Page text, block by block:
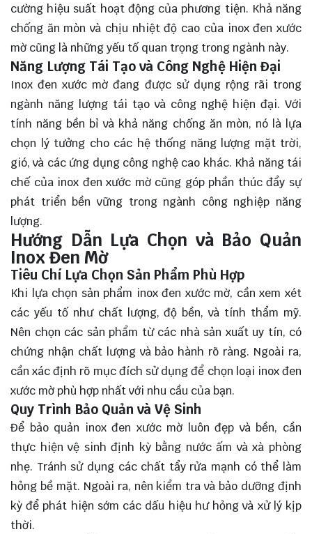
cường hiệu suất hoạt động của phương tiện. Khả năng
chống ăn mòn và chịu nhiệt độ cao của inox đen xước
mờ cũng là những yếu tố quan trọng trong ngành này.
Năng Lượng Tái Tạo và Công Nghệ Hiện Đại
Inox đen xước mờ đang được sử dụng rộng rãi trong
ngành năng lượng tái tạo và công nghệ hiện đại. Với
tính năng bền bỉ và khả năng chống ăn mòn, nó là lựa
chọn lý tưởng cho các hệ thống năng lượng mặt trời,
gió, và các ứng dụng công nghệ cao khác. Khả năng tái
chế của inox đen xước mờ cũng góp phần thúc đẩy sự
phát triển bền vững trong ngành công nghiệp năng
lượng.
Hướng Dẫn Lựa Chọn và Bảo Quản
Inox Đen Mờ
Tiêu Chí Lựa Chọn Sản Phẩm Phù Hợp
Khi lựa chọn sản phẩm inox đen xước mờ, cần xem xét
các yếu tố như chất lượng, độ bền, và tính thẩm mỹ.
Nên chọn các sản phẩm từ các nhà sản xuất uy tín, có
chứng nhận chất lượng và bảo hành rõ ràng. Ngoài ra,
cần xác định rõ mục đích sử dụng để chọn loại inox đen
xước mờ phù hợp nhất với nhu cầu của bạn.
Quy Trình Bảo Quản và Vệ Sinh
Để bảo quản inox đen xước mờ luôn đẹp và bền, cần
thực hiện vệ sinh định kỳ bằng nước ấm và xà phòng
nhẹ. Tránh sử dụng các chất tẩy rửa mạnh có thể làm
hỏng bề mặt. Ngoài ra, nên kiểm tra và bảo dưỡng định
kỳ để phát hiện sớm các dấu hiệu hư hỏng và xử lý kịp
thời.